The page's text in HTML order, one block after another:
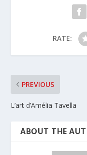
RATE:
PREVIOUS
L’art d’Amélia Tavella
ABOUT THE